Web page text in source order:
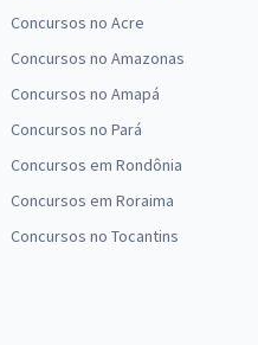
Concursos no Acre
Concursos no Amazonas
Concursos no Amapá
Concursos no Pará
Concursos em Rondônia
Concursos em Roraima
Concursos no Tocantins